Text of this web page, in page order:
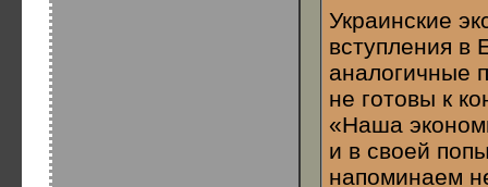
Украинские
вступления в
аналогичные
не готовы к
«Наша
и в своей
напоминаем